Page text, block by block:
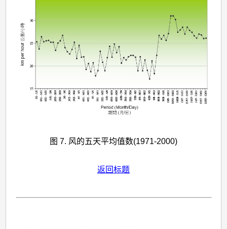
图 7. 风的五天平均值数(1971-2000)
返回标题